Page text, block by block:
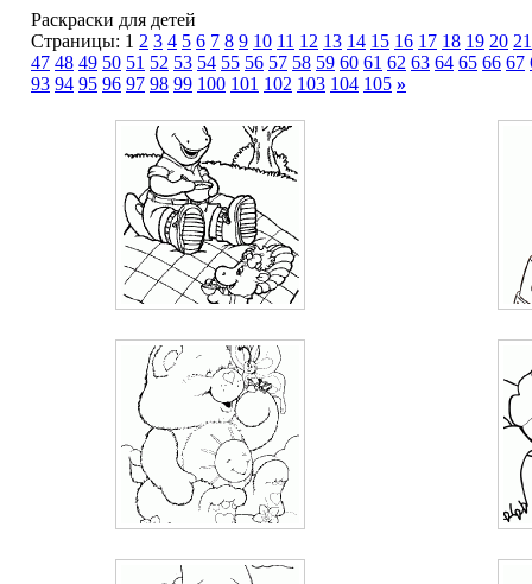
Раскраски для детей
Страницы: 1 2 3 4 5 6 7 8 9 10 11 12 13 14 15 16 17 18 19 20 21
47 48 49 50 51 52 53 54 55 56 57 58 59 60 61 62 63 64 65 66 67
93 94 95 96 97 98 99 100 101 102 103 104 105 »